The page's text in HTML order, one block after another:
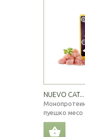
NUEVO CAT...
пуешко месо